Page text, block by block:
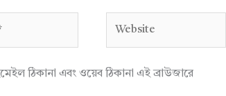
ঠিকানা এবং ওয়েব ঠিকানা এই ব্রাউজারে